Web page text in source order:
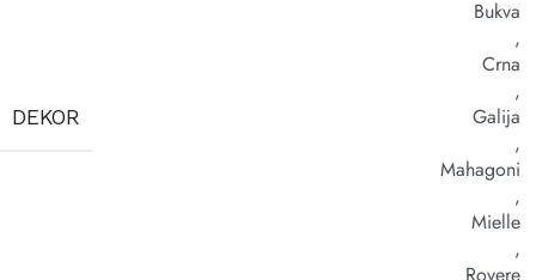
DEKOR
Bukva
,
Crna
,
Galija
,
Mahagoni
,
Mielle
,